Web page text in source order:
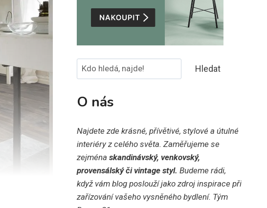
Hledat Hledat
O nás
Najdete zde krásné, přívětivé, stylové a útulné
interiéry z celého světa. Zaměřujeme se
zejménaskandinávský, venkovský,
provensálský či vintage styl. Budeme rádi,
když vám blog poslouží jako zdroj inspirace při
zařízování vašeho vysněného bydlení. Tým